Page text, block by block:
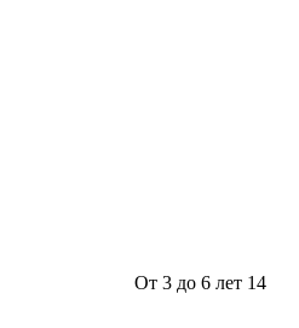
От 3 до 6 лет 14